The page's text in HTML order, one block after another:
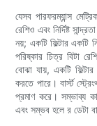
যেসব পারফরম্যান্স
রেশিও এবং নির্দিষ্ট
নয়; একটি ফিল্টার একটি
পরিষ্কার চিত্র বিটা
বোঝা যায়, একটি
করতে পারে। বার্স্ট
প্রমাণ করে। সম্ভাব্য
এবং সম্ভব হলে র ডেটা